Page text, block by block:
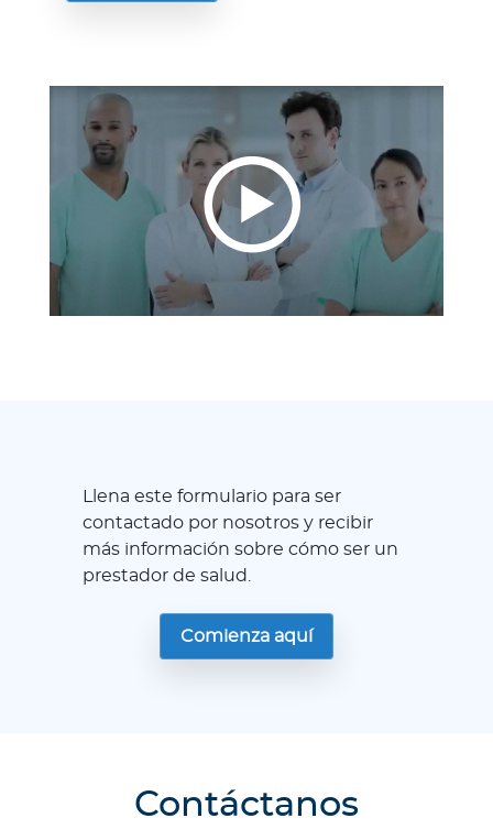
Llena este formulario para ser
contactado por nosotros y recibir
más información sobre cómo ser un
prestador de salud.
Comienza aquí
Contáctanos